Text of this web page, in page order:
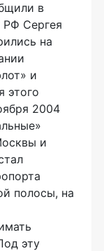
в
РФ Сергея
на
и
этого
2004
и
полосы, на
эту